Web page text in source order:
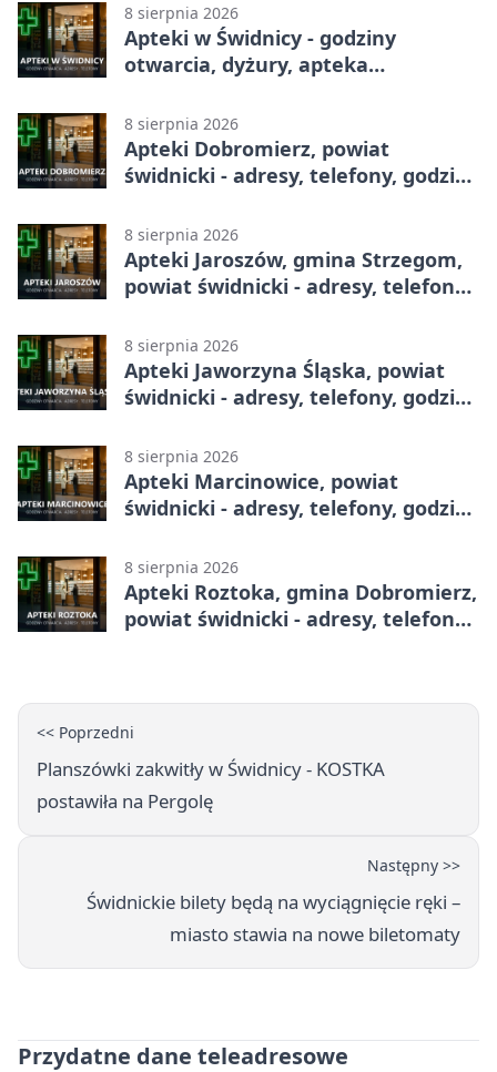
8 sierpnia 2026
Apteki w Świdnicy - godziny
otwarcia, dyżury, apteka
8 sierpnia 2026
Apteki Dobromierz, powiat
świdnicki - adresy, telefony, godziny
8 sierpnia 2026
Apteki Jaroszów, gmina Strzegom,
powiat świdnicki - adresy, telefony,
8 sierpnia 2026
Apteki Jaworzyna Śląska, powiat
świdnicki - adresy, telefony, godziny
8 sierpnia 2026
Apteki Marcinowice, powiat
świdnicki - adresy, telefony, godziny
8 sierpnia 2026
Apteki Roztoka, gmina Dobromierz,
powiat świdnicki - adresy, telefony,
<< Poprzedni
Planszówki zakwitły w Świdnicy - KOSTKA
postawiła na Pergolę
Następny >>
Świdnickie bilety będą na wyciągnięcie ręki –
miasto stawia na nowe biletomaty
Przydatne dane teleadresowe